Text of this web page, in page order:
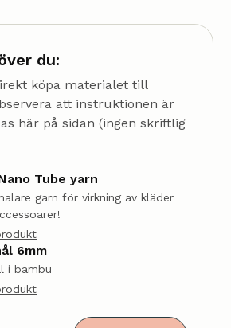
du:
köpa materialet till
att instruktionen är
här på sidan (ingen skriftlig
Tube yarn
garn för virkning av kläder
6mm
i bambu